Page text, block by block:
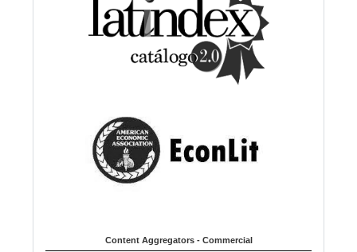
Content Aggregators - Commercial